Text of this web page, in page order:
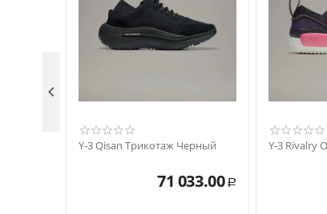
Y-3 Qisan Трикотаж Черный
71 033.00 Р
Y-3 Rivalry
